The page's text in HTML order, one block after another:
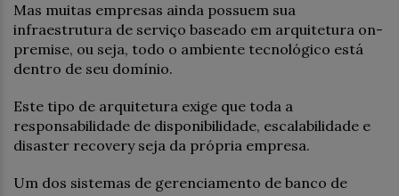
Mas muitas empresas ainda possuem sua
infraestrutura de serviço baseado em arquitetura on-
premise, ou seja, todo o ambiente tecnológico está
dentro de seu domínio.
Este tipo de arquitetura exige que toda a
responsabilidade de disponibilidade, escalabilidade e
disaster recovery seja da própria empresa.
Um dos sistemas de gerenciamento de banco de